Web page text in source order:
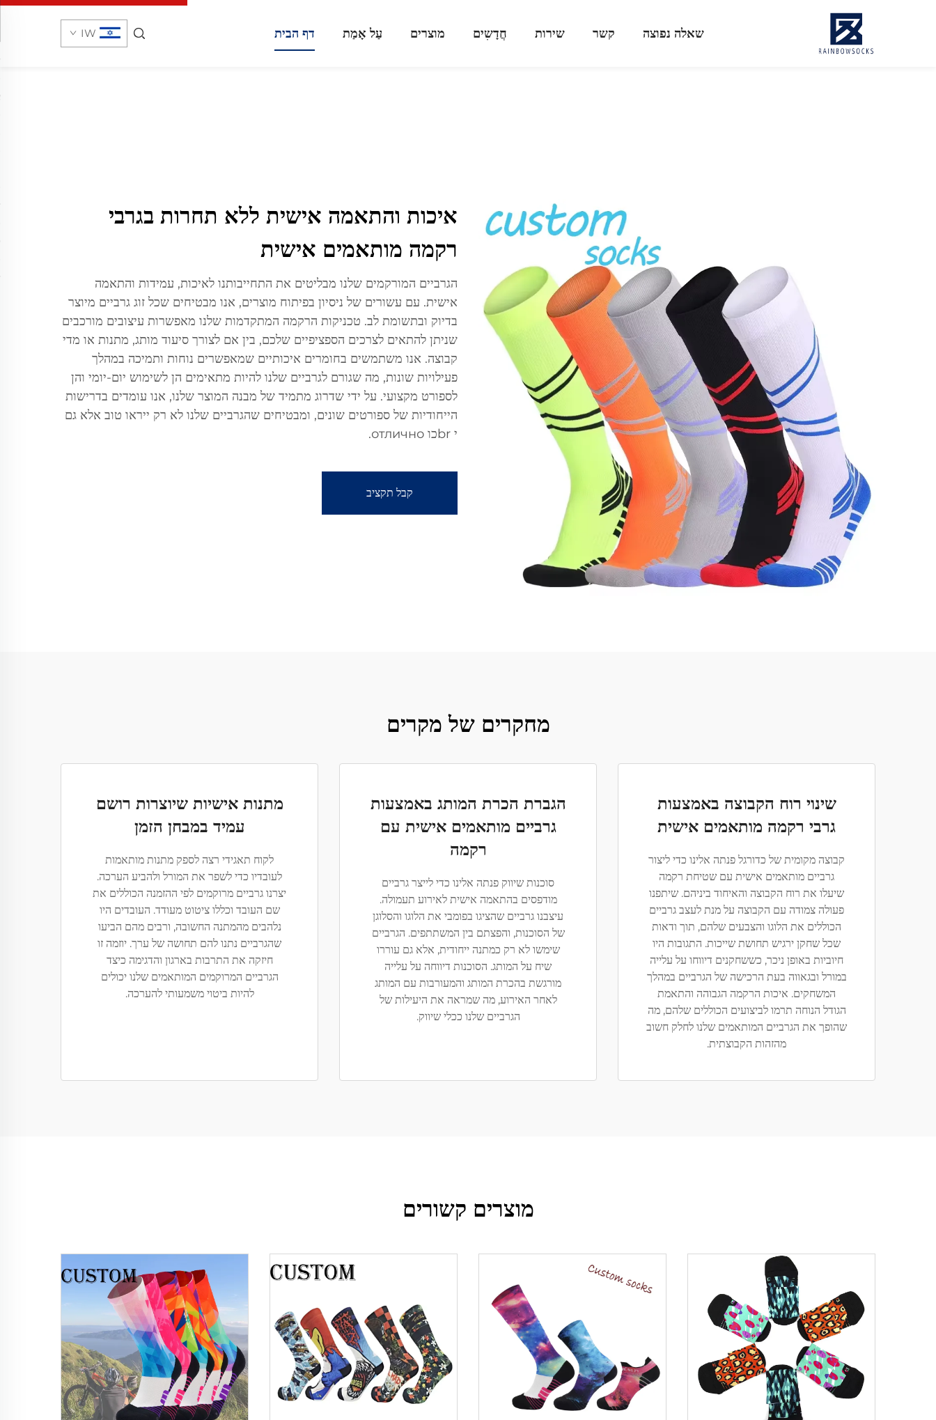
דף הבית עַל אָמַת מוצרים חֲדָשִים שירות קשר שאלה נפוצה IW
איכות והתאמה אישית ללא תחרות בגרבי
רקמה מותאמים אישית
הגרביים המורקמים שלנו מבליטים את התחייבותנו לאיכות, עמידות והתאמה
אישית. עם עשורים של ניסיון בפיתוח מוצרים, אנו מבטיחים שכל זוג גרביים מיוצר
בדיוק ובתשומת לב. טכניקות הרקמה המתקדמות שלנו מאפשרות עיצובים מורכבים
שניתן להתאים לצרכים הספציפיים שלכם, בין אם לצורך סיעוד מותג, מתנות או מדי
קבוצה. אנו משתמשים בחומרים איכותיים שמאפשרים נוחות ותמיכה במהלך
פעילויות שונות, מה שגורם לגרביים שלנו להיות מתאימים הן לשימוש יום-יומי והן
לספורט מקצועי. על ידי שדרוג מתמיד של מבנה המוצר שלנו, אנו עומדים בדרישות
הייחודיות של ספורטים שונים, ומבטיחים שהגרביים שלנו לא רק ייראו טוב אלא גם
י brכו отлично.
קבל תקציב
מחקרים של מקרים
שינוי רוח הקבוצה באמצעות
גרבי רקמה מותאמים אישית
קבוצה מקומית של כדורגל פנתה אלינו כדי ליצור
גרביים מותאמים אישית עם שטיחת רקמה
שיעלו את רוח הקבוצה והאיחוד ביניהם. שיתפנו
פעולה צמודה עם הקבוצה על מנת לעצב גרביים
הכוללים את הלוגו והצבעים שלהם, תוך ודאות
שכל שחקן ירגיש תחושת שייכות. התגובות היו
חיוביות באופן ניכר, כששחקנים דיווחו על עלייה
במורל ובגאווה בעת הרכישה של הגרביים במהלך
המשחקים. איכות הרקמה הגבוהה והתאמת
הגודל הנוחה תרמו לביצועים הכוללים שלהם, מה
שהופך את הגרביים המותאמים שלנו לחלק חשוב
מהזהות הקבוצתית.
הגברת הכרת המותג באמצעות
גרביים מותאמים אישית עם
רקמה
סוכנות שיווק פנתה אלינו כדי לייצר גרביים
מודפסים בהתאמה אישית לאירוע תעמולה.
עיצבנו גרביים שהציגו בפומבי את הלוגו והסלוגן
של הסוכנות, והפצתם בין המשתתפים. הגרביים
שימשו לא רק כמתנה ייחודית, אלא גם עוררו
שיח על המותג. הסוכנות דיווחה על עלייה
מורגשת בהכרת המותג והמעורבות עם המותג
לאחר האירוע, מה שמראה את היעילות של
הגרביים שלנו ככלי שיווק.
מתנות אישיות שיוצרות רושם
עמיד במבחן הזמן
לקוח תאגידי רצה לספק מתנות מותאמות
לעובדיו כדי לשפר את המורל ולהביע הערכה.
יצרנו גרביים מרוקמים לפי ההזמנה הכוללים את
שם העובד וכללו ציטוט מעודד. העובדים היו
נלהבים מהמתנה החשובה, ורבים מהם הביעו
שהגרביים נתנו להם תחושה של ערך. יוזמה זו
חיזקה את התרבות בארגון והדגימה כיצד
הגרביים המרוקמים המותאמים שלנו יכולים
להיות ביטוי משמעותי להערכה.
מוצרים קשורים